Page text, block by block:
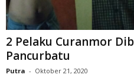
2 Pelaku Curanmor
Pancurbatu
Putra - Oktober 21, 2020